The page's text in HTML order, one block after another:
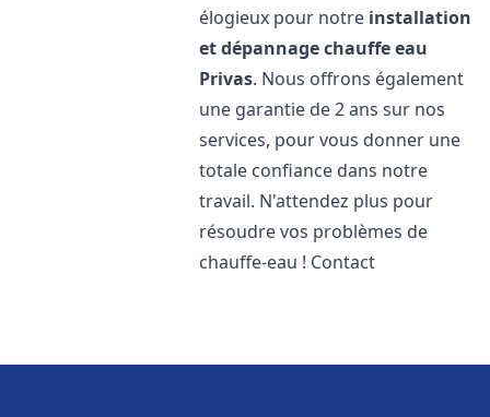
élogieux pour notre installation
et dépannage chauffe eau
Privas. Nous offrons également
une garantie de 2 ans sur nos
services, pour vous donner une
totale confiance dans notre
travail. N'attendez plus pour
résoudre vos problèmes de
chauffe-eau ! Contact